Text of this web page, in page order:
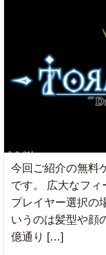
今回ご紹介の無料
です。 広大なフィ
プレイヤー選択の
いうのは髪型や顔
億通り […]